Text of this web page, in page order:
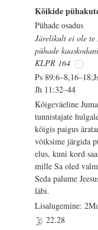
Kõikide
Pühade osadus
Järelikult ei ole te
pühade
KLPR 164
Ps
Jh 11:32–44
Kõigeväeline
tunnistajate
kõigis paigus
võiksime järgida
elus, kuni kord
mille Sa oled
Seda palume
läbi.
Lisalugemine:
22.28